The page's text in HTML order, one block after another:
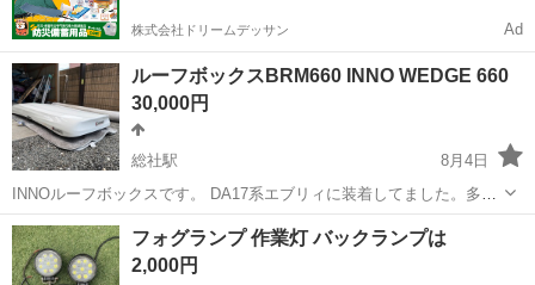
株式会社ドリームデッサン Ad
ルーフボックスBRM660 INNO WEDGE 660
30,000円
総社駅
8月4日
INNOルーフボックスです。 DA17系エブリィに装着してました。多少
の使用感はありますが外観は目立った傷等もなくとてもキレイだと思
います。 物が大きい為、お急ぎの方は取りに来ていただいても結構で
すし、お急ぎでなければ隣...
岡山 総社市 総社駅 外装、車外用品
フォグランプ 作業灯 バックランプは
2,000円